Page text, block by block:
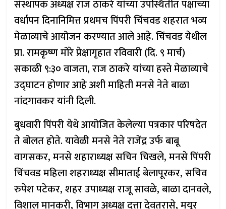
संस्थापक अध्यक्ष राज ठाकरे यांच्या उपस्थितीत पक्षाच्या
वर्धापन दिनानिमित्त प्रथमच पिंपरी चिंचवड शहरात भव्य
मेळाव्याचे आयोजन करण्यात आले आहे. चिंचवड येथील
प्रा. रामकृष्ण मोरे प्रेक्षागृहात रविवारी (दि. ९ मार्च)
सकाळी ९:३० वाजता, राज ठाकरे यांच्या हस्ते मेळाव्याचे
उद्घाटन होणार आहे अशी माहिती मनसे नेते बाळा
नांदगावकर यांनी दिली.
बुधवारी पिंपरी येथे आयोजित केलेल्या पत्रकार परिषदेत
ते बोलत होते. यावेळी मनसे नेते राजेंद्र उर्फ बाबू
वागसकर, मनसे शहाराध्यक्ष सचिन चिखले, मनसे पिंपरी
चिंचवड महिला शहराध्यक्ष सीमाताई बेलापूरकर, सचिव
रुपेश पटेकर, शहर उपाध्यक्ष राजू सावळे, बाळा दानवले,
विशाल मानकरी, विभाग अध्यक्ष दत्ता देवतरासे, मयूर